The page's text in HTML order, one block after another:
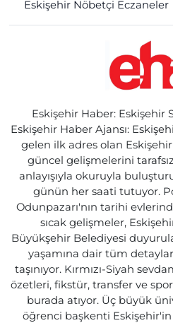
Eskişehir Nöbetçi Eczaneler
Eskişehir Haber: Eskişehir
Eskişehir Haber Ajansı:
gelen ilk adres olan
güncel gelişmelerini
anlayışıyla okuruyla
günün her saati tutuyor.
Odunpazarı'nın tarihi
sıcak gelişmeler,
Büyükşehir Belediyesi
yaşamına dair tüm
taşınıyor. Kırmızı-Siyah
özetleri, fikstür, transfer ve
burada atıyor. Üç büyük
öğrenci başkenti